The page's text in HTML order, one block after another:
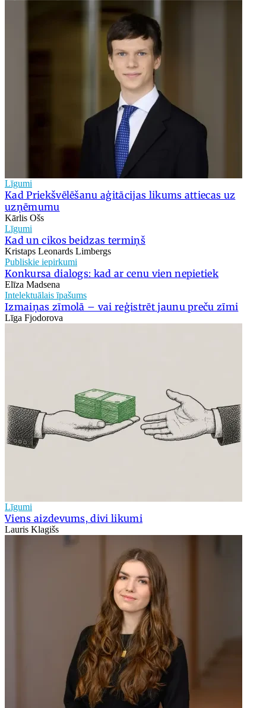
Līgumi
Kad Priekšvēlēšanu aģitācijas likums attiecas uz
uzņēmumu
Kārlis Ošs
Līgumi
Kad un cikos beidzas termiņš
Kristaps Leonards Limbergs
Publiskie iepirkumi
Konkursa dialogs: kad ar cenu vien nepietiek
Elīza Madsena
Intelektuālais īpašums
Izmaiņas zīmolā – vai reģistrēt jaunu preču zīmi
Līga Fjodorova
Līgumi
Viens aizdevums, divi likumi
Lauris Klagišs